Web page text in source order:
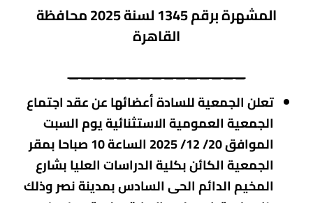
المشهرة برقم 1345 لسنة 2025 محافظة
القاهرة
_______________
تعلن الجمعية للسادة أعضائها عن عقد اجتماع
الجمعية العمومية الاستثنائية يوم السبت
الموافق 20/ 12/ 2025 الساعة 10 صباحا بمقر
الجمعية الكائن بكلية الدراسات العليا بشارع
المخيم الدائم الحى السادس بمدينة نصر وذلك